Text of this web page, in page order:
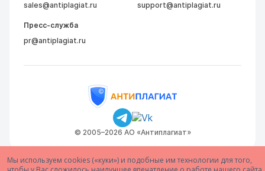
Мы используем cookies («куки») и подобные им технологии для того,
sales@antiplagiat.ru
support@antiplagiat.ru
Пресс-служба
pr@antiplagiat.ru
© 2005–2026 АО «Антиплагиат»